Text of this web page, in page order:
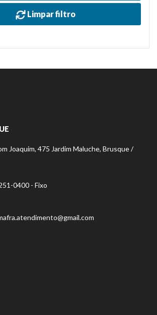
Limpar filtro
Joaquim, 475 Jardim Maluche, Brusque /
0400 - Fixo